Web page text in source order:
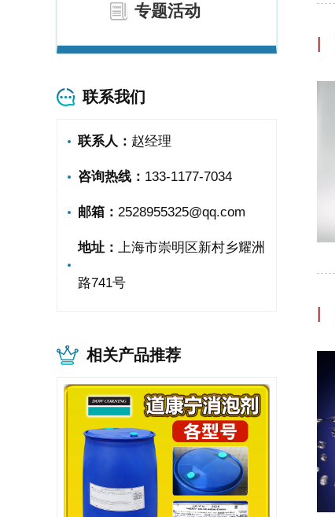
专题活动
联系我们
联系人： 赵经理
咨询热线： 133-1177-7034
邮箱： 2528955325@qq.com
地址： 上海市崇明区新村乡耀洲
路741号
相关产品推荐
|
|